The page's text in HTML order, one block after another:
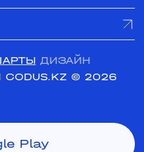
ДИЗАЙН
© 2026
Play